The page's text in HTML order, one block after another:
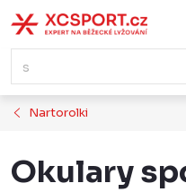
do
treści
Nartorolki
Okulary